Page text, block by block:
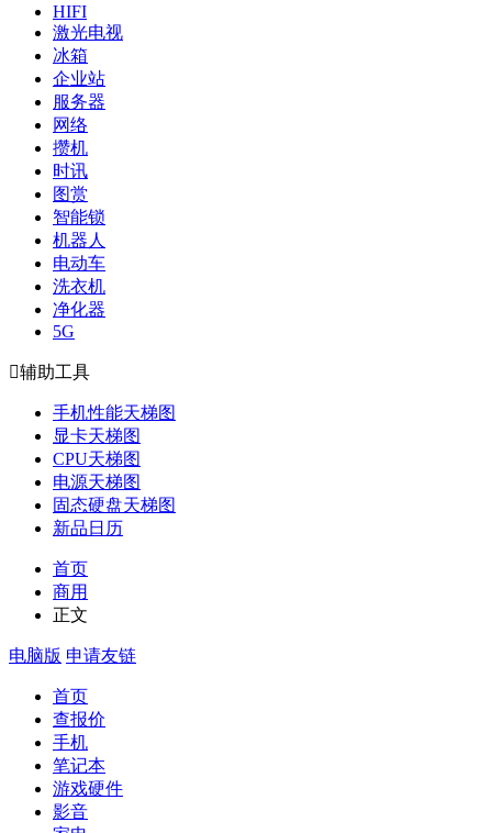
HIFI
激光电视
冰箱
企业站
服务器
网络
攒机
时讯
图赏
智能锁
机器人
电动车
洗衣机
净化器
5G
辅助工具
手机性能天梯图
显卡天梯图
CPU天梯图
电源天梯图
固态硬盘天梯图
新品日历
首页
商用
正文
电脑版 申请友链
首页
查报价
手机
笔记本
游戏硬件
影音